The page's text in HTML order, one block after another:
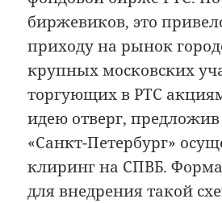
биржевиков, это
приходу на рынок
крупных московских
торгующих в РТС
идею отверг,
«Санкт-Петербург»
клиринг на СПВБ.
для внедрения такой